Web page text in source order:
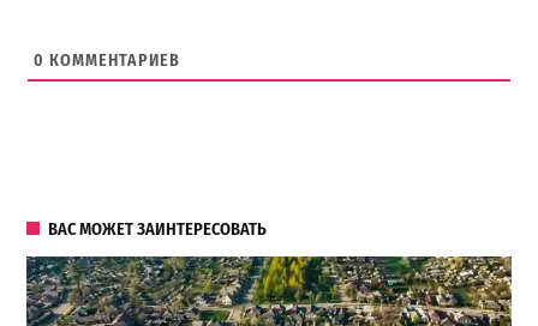
0 КОММЕНТАРИЕВ
ВАС МОЖЕТ ЗАИНТЕРЕСОВАТЬ